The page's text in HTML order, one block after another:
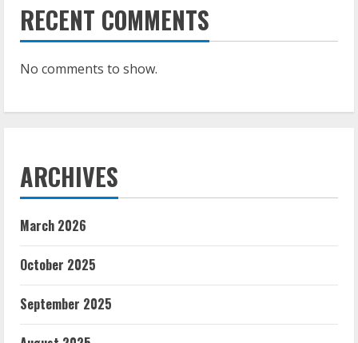
RECENT COMMENTS
No comments to show.
ARCHIVES
March 2026
October 2025
September 2025